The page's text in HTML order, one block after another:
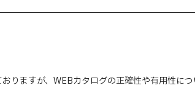
りますが、WEBカタログの正確性や有用性に